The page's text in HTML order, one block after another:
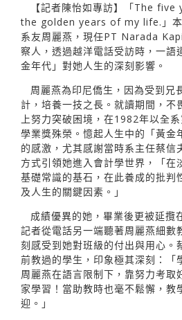
【記者陳怡如專訪】「The
the golden years of my life.」本
系友周麗燕，現任PT Narada
察人，透過越洋電話受訪時，一語
金年代」對她人生的深刻影響。
周麗燕為印尼僑生，因為受到兄
計，培養一技之長。就讀期間，不
上努力突破困境，在1982年以全
學業獎殊榮。憶起人生中的「黃金
的感激，尤其感謝當時系主任蔡信
方式引領她進入會計學世界，「在
基礎常識的基石，在此養成的批判
及人生的關鍵因素。」
成績優異的她，畢業後更被延攬
記者從電話另一端聽著周麗燕細數
刻感受到她對班級的付出與用心。
前教過的學生，印象極其深刻：「
周麗燕在語言限制下，靠努力考取
家學習！當助教時也毫不鬆懈，教
迎。」